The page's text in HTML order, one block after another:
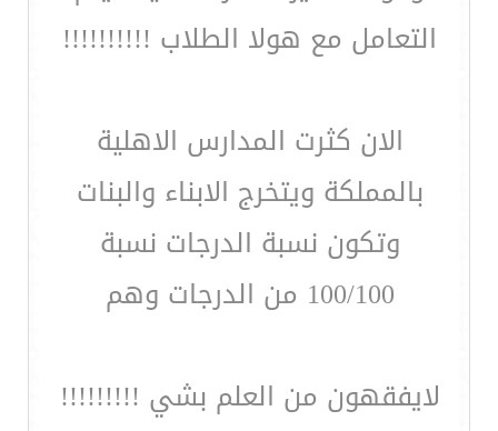
التعامل مع هولا الطلاب !!!!!!!!!!
الان كثرت المدارس الاهلية
بالمملكة ويتخرج الابناء والبنات
وتكون نسبة الدرجات نسبة
100/100 من الدرجات وهم
لايفقهون من العلم بشي !!!!!!!!!